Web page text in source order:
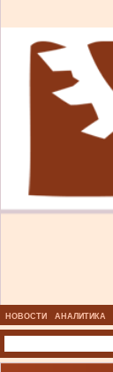
НОВОСТИ АНАЛИТИКА